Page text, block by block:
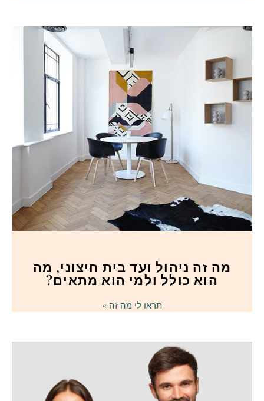
מה זה ניהול ועד בית חיצוני, מה
הוא כולל ולמי הוא מתאים?
תראו לי מה זה »